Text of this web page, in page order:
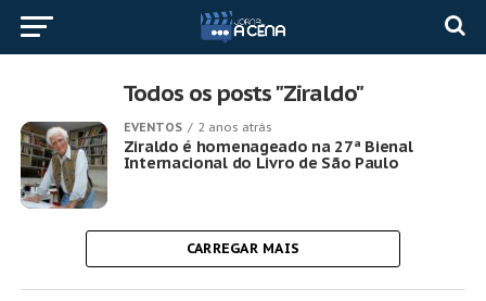
Todos os posts "Ziraldo"
EVENTOS 2 anos atrás
Ziraldo é homenageado na 27ª Bienal
Internacional do Livro de São Paulo
CARREGAR MAIS